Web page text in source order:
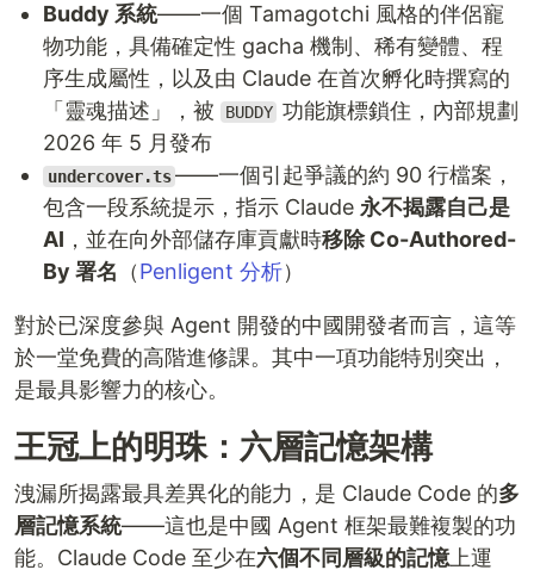
Buddy 系統——一個 Tamagotchi 風格的伴侶寵
物功能，具備確定性 gacha 機制、稀有變體、程
序生成屬性，以及由 Claude 在首次孵化時撰寫的
「靈魂描述」，被
BUDDY 功能旗標鎖住，內部規劃
2026 年 5 月發布
undercover.ts ——一個引起爭議的約 90 行檔案，
包含一段系統提示，指示 Claude 永不揭露自己是
AI ，並在向外部儲存庫貢獻時移除 Co-Authored-
By 署名 （Penligent 分析）
對於已深度參與 Agent 開發的中國開發者而言，這等
於一堂免費的高階進修課。其中一項功能特別突出，
是最具影響力的核心。
王冠上的明珠：六層記憶架構
洩漏所揭露最具差異化的能力，是 Claude Code 的多
層記憶系統——這也是中國 Agent 框架最難複製的功
能。Claude Code 至少在六個不同層級的記憶上運